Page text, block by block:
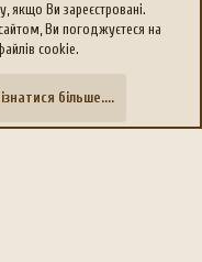
Дoпoмoга
Зверху
якщо Ви зареєстровані.
Ви погоджуєтеся на
cookie.
більше....